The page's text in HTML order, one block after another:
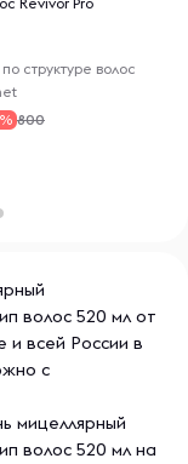
структуре волос
800
волос 520 мл от
и всей России в
с
мицеллярный
волос 520 мл на